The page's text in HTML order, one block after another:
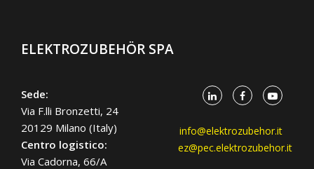
ELEKTROZUBEHÖR SPA
Sede:
Via F.lli Bronzetti, 24
20129 Milano (Italy)
Centro logistico:
Via Cadorna, 66/A
info@elektrozubehor.it
ez@pec.elektrozubehor.it